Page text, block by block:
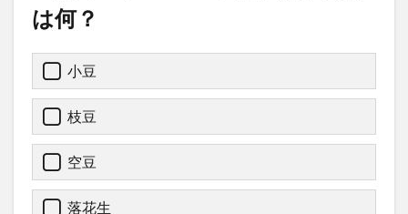
は何？
小豆
枝豆
空豆
落花生